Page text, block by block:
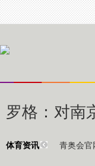
罗格：对南
体育资讯 青奥会